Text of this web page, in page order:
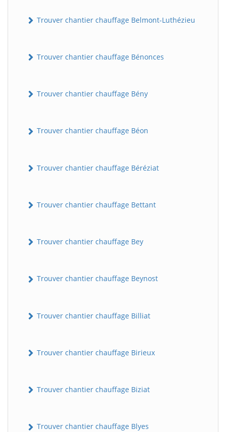
Trouver chantier chauffage Belmont-Luthézieu
Trouver chantier chauffage Bénonces
Trouver chantier chauffage Bény
Trouver chantier chauffage Béon
Trouver chantier chauffage Béréziat
Trouver chantier chauffage Bettant
Trouver chantier chauffage Bey
Trouver chantier chauffage Beynost
Trouver chantier chauffage Billiat
Trouver chantier chauffage Birieux
Trouver chantier chauffage Biziat
Trouver chantier chauffage Blyes